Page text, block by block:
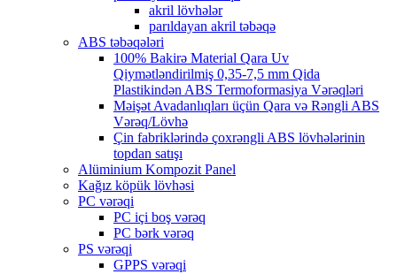
akril lövhələr
parıldayan akril təbəqə
ABS təbəqələri
100% Bakirə Material Qara Uv
Qiymətləndirilmiş 0,35-7,5 mm Qida
Plastikindən ABS Termoformasiya Vərəqləri
Məişət Avadanlıqları üçün Qara və Rəngli ABS
Vərəq/Lövhə
Çin fabriklərində çoxrəngli ABS lövhələrinin
topdan satışı
Alüminium Kompozit Panel
Kağız köpük lövhəsi
PC vərəqi
PC içi boş vərəq
PC bərk vərəq
PS vərəqi
GPPS vərəqi